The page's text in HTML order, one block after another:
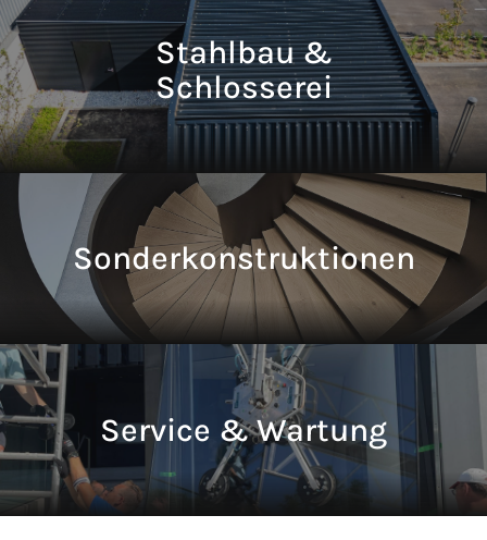
Stahlbau &
Schlosserei
Sonderkonstruktionen
Service & Wartung